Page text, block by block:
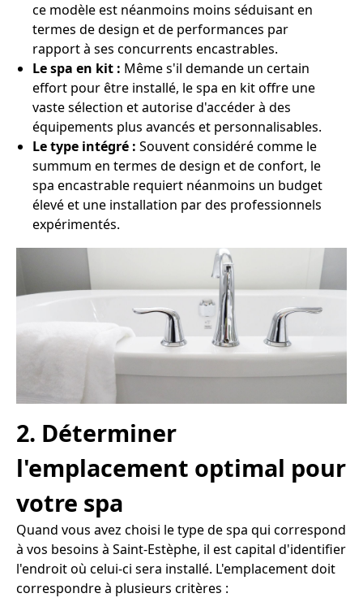
ce modèle est néanmoins moins séduisant en
termes de design et de performances par
rapport à ses concurrents encastrables.
Le spa en kit : Même s'il demande un certain
effort pour être installé, le spa en kit offre une
vaste sélection et autorise d'accéder à des
équipements plus avancés et personnalisables.
Le type intégré : Souvent considéré comme le
summum en termes de design et de confort, le
spa encastrable requiert néanmoins un budget
élevé et une installation par des professionnels
expérimentés.
2. Déterminer
l'emplacement optimal pour
votre spa
Quand vous avez choisi le type de spa qui correspond
à vos besoins à Saint-Estèphe, il est capital d'identifier
l'endroit où celui-ci sera installé. L'emplacement doit
correspondre à plusieurs critères :